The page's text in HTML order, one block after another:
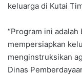
keluarga di Kutai
“Program ini
mempersiapkan
menginstruksikan
Dinas